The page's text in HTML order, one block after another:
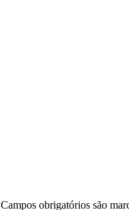
Campos obrigatórios são